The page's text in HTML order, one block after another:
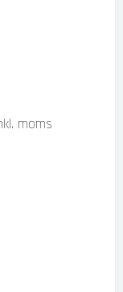
moms